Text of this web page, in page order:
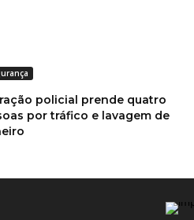
policial prende quatro
por tráfico e lavagem de